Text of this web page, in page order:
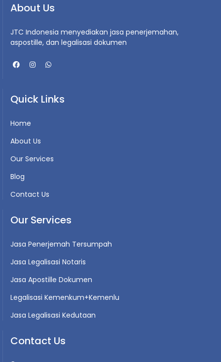
About Us
JTC Indonesia menyediakan jasa penerjemahan,
aspostille, dan legalisasi dokumen
Quick Links
Home
About Us
Our Services
Blog
Contact Us
Our Services
Jasa Penerjemah Tersumpah
Jasa Legalisasi Notaris
Jasa Apostille Dokumen
Legalisasi Kemenkum+Kemenlu
Jasa Legalisasi Kedutaan
Contact Us